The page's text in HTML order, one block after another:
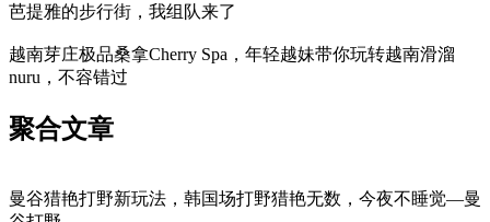
芭提雅的步行街，我组队来了
越南芽庄极品桑拿Cherry Spa，年轻越妹带你玩转越南滑溜
nuru，不容错过
聚合文章
曼谷猎艳打野新玩法，韩国场打野猎艳无数，今夜不睡觉—曼